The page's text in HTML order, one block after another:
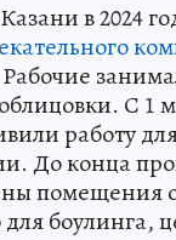
в 2024
С 1
работу
До конца
помещения
боулинга,